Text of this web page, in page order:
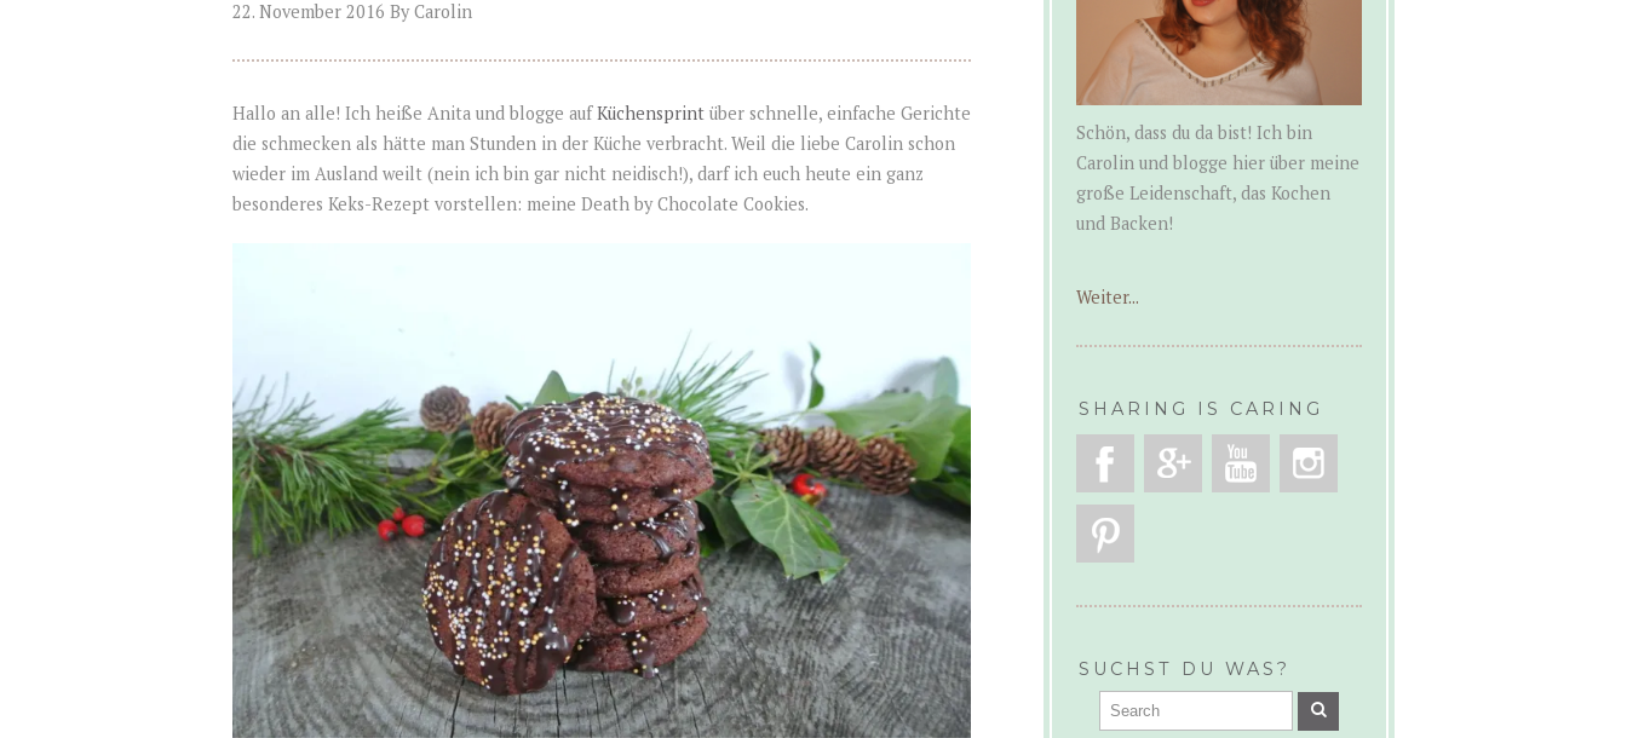
22. November 2016 ByCarolin
Hallo an alle! Ich heiße Anita und blogge aufKüchensprint über schnelle, einfache Gerichte
die schmecken als hätte man Stunden in der Küche verbracht. Weil die liebe Carolin schon
wieder im Ausland weilt (nein ich bin gar nicht neidisch!), darf ich euch heute ein ganz
besonderes Keks-Rezept vorstellen: meine Death by Chocolate Cookies.
Schön, dass du da bist! Ich bin
Carolin und blogge hier über meine
große Leidenschaft, das Kochen
und Backen!
Weiter...
SHARING IS CARING
SUCHST DU WAS?